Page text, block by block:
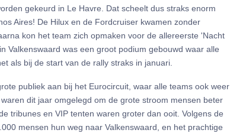
gekeurd in Le Havre. Dat scheelt dus straks enorm
Aires! De Hilux en de Fordcruiser kwamen zonder
kon het team zich opmaken voor de allereerste 'Nacht
Valkenswaard was een groot podium gebouwd waar alle
als bij de start van de rally straks in januari.
publiek aan bij het Eurocircuit, waar alle teams ook weer
dit jaar omgelegd om de grote stroom mensen beter
tribunes en VIP tenten waren groter dan ooit. Volgens de
mensen hun weg naar Valkenswaard, en het prachtige